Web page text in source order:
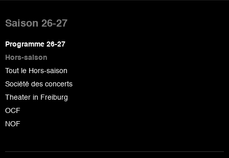
de
page
Saison 26-27
Programme 26-27
Hors-saison
Tout le Hors-saison
Société des concerts
Theater in Freiburg
OCF
NOF